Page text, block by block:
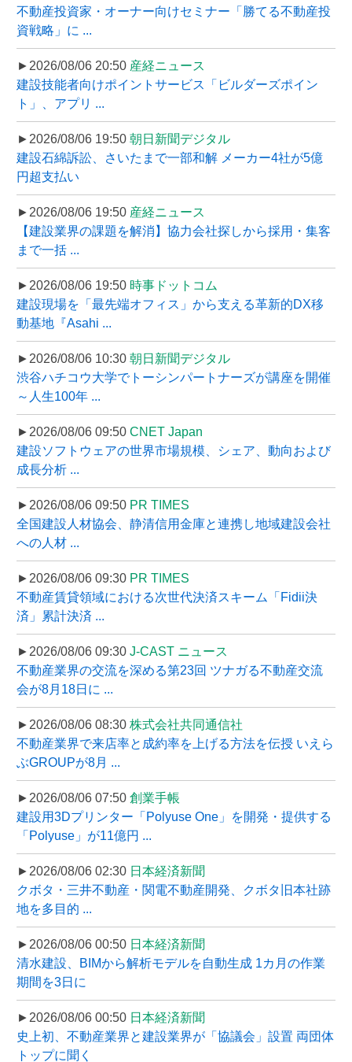
不動産投資家・オーナー向けセミナー「勝てる不動産投
資戦略」に ...
►2026/08/06 20:50 産経ニュース
建設技能者向けポイントサービス「ビルダーズポイン
ト」、アプリ ...
►2026/08/06 19:50 朝日新聞デジタル
建設石綿訴訟、さいたまで一部和解 メーカー4社が5億
円超支払い
►2026/08/06 19:50 産経ニュース
【建設業界の課題を解消】協力会社探しから採用・集客
まで一括 ...
►2026/08/06 19:50 時事ドットコム
建設現場を「最先端オフィス」から支える革新的DX移
動基地『Asahi ...
►2026/08/06 10:30 朝日新聞デジタル
渋谷ハチコウ大学でトーシンパートナーズが講座を開催
～人生100年 ...
►2026/08/06 09:50 CNET Japan
建設ソフトウェアの世界市場規模、シェア、動向および
成長分析 ...
►2026/08/06 09:50 PR TIMES
全国建設人材協会、静清信用金庫と連携し地域建設会社
への人材 ...
►2026/08/06 09:30 PR TIMES
不動産賃貸領域における次世代決済スキーム「Fidii決
済」累計決済 ...
►2026/08/06 09:30 J-CAST ニュース
不動産業界の交流を深める第23回 ツナガる不動産交流
会が8月18日に ...
►2026/08/06 08:30 株式会社共同通信社
不動産業界で来店率と成約率を上げる方法を伝授 いえら
ぶGROUPが8月 ...
►2026/08/06 07:50 創業手帳
建設用3Dプリンター「Polyuse One」を開発・提供する
「Polyuse」が11億円 ...
►2026/08/06 02:30 日本経済新聞
クボタ・三井不動産・関電不動産開発、クボタ旧本社跡
地を多目的 ...
►2026/08/06 00:50 日本経済新聞
清水建設、BIMから解析モデルを自動生成 1カ月の作業
期間を3日に
►2026/08/06 00:50 日本経済新聞
史上初、不動産業界と建設業界が「協議会」設置 両団体
トップに聞く